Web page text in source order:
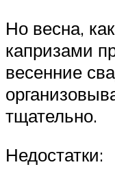
Но весна,
капризами
весенние
тщательно.
Недостатки: